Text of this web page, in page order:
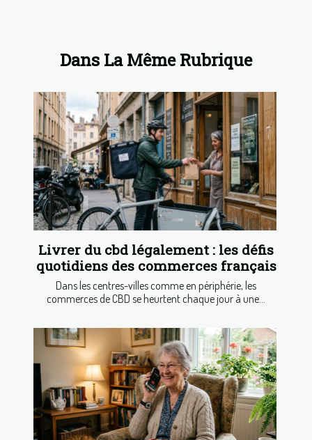
Dans La Même Rubrique
Livrer du cbd légalement : les défis
quotidiens des commerces français
Dans les centres-villes comme en périphérie, les
commerces de CBD se heurtent chaque jour à une...